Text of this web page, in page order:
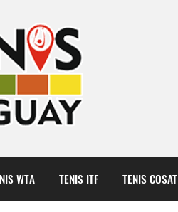
WTA TENIS ITF TENIS COSAT